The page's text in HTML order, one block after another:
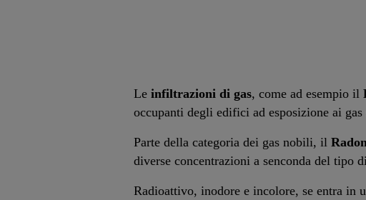
Le infiltrazioni di gas, come ad esempio il
occupanti degli edifici ad esposizione ai gas
Parte della categoria dei gas nobili, il
diverse concentrazioni a senconda del tipo
Radioattivo, inodore e incolore, se entra in